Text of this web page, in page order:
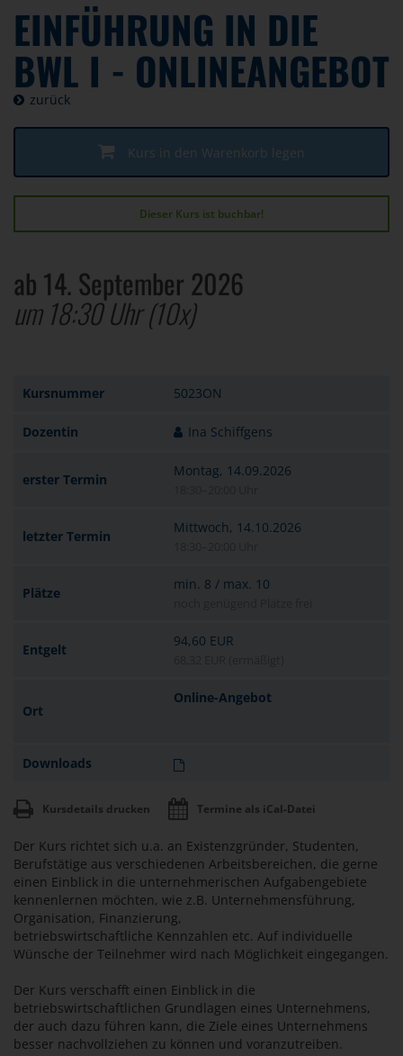
EINFÜHRUNG IN DIE
BWL I - ONLINEANGEBOT
zurück
Kurs in den Warenkorb legen
Dieser Kurs ist buchbar!
ab 14. September 2026
um 18:30 Uhr(10x)
Kursnummer 5023ON
Dozentin Ina Schiffgens
erster Termin
Montag, 14.09.2026
letzter Termin
Mittwoch, 14.10.2026
Plätze
min. 8 / max. 10
Entgelt
94,60 EUR
Ort
Online-Angebot
Downloads
Kursdetails drucken Termine als iCal-Datei
Der Kurs richtet sich u.a. an Existenzgründer, Studenten,
Berufstätige aus verschiedenen Arbeitsbereichen, die gerne
einen Einblick in die unternehmerischen Aufgabengebiete
kennenlernen möchten, wie z.B. Unternehmensführung,
Organisation, Finanzierung,
betriebswirtschaftliche Kennzahlen etc. Auf individuelle
Wünsche der Teilnehmer wird nach Möglichkeit eingegangen.
Der Kurs verschafft einen Einblick in die
betriebswirtschaftlichen Grundlagen eines Unternehmens,
der auch dazu führen kann, die Ziele eines Unternehmens
besser nachvollziehen zu können und voranzutreiben.